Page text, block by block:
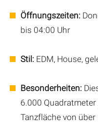
Öffnungszeiten:
bis 04:00 Uhr
Stil:EDM, House,
Besonderheiten:
6.000
Tanzfläche von